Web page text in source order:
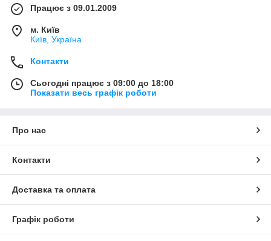
Працює з 09.01.2009
м. Київ
Київ, Україна
Контакти
Сьогодні працює з 09:00 до 18:00
Показати весь графік роботи
Про нас
Контакти
Доставка та оплата
Графік роботи